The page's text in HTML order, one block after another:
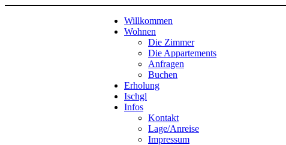
Willkommen
Wohnen
Die Zimmer
Die Appartements
Anfragen
Buchen
Erholung
Ischgl
Infos
Kontakt
Lage/Anreise
Impressum